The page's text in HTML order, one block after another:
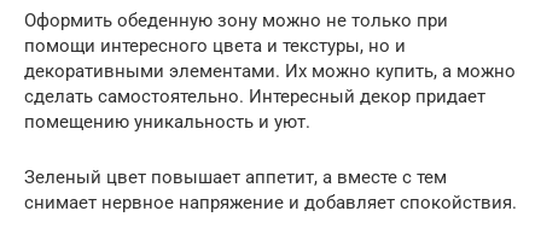
Оформить обеденную зону можно не только при
помощи интересного цвета и текстуры, но и
декоративными элементами. Их можно купить, а можно
сделать самостоятельно. Интересный декор придает
помещению уникальность и уют.
Зеленый цвет повышает аппетит, а вместе с тем
снимает нервное напряжение и добавляет спокойствия.